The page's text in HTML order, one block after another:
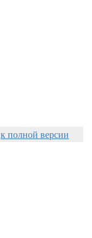
к полной версии